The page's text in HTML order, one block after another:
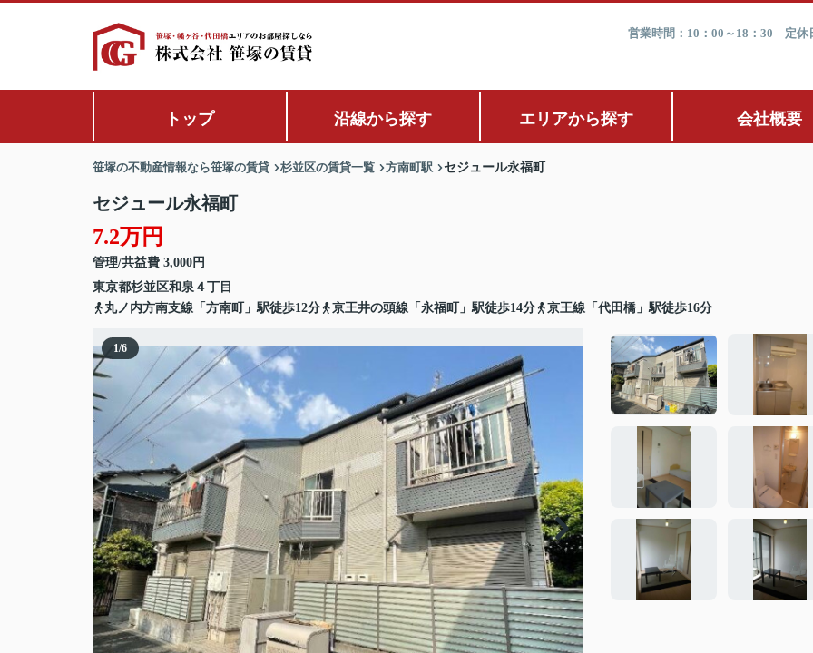
営業時間：10：00～18：30 定休
トップ 沿線から探す エリアから探す 会社概要
笹塚の不動産情報なら笹塚の賃貸 杉並区の賃貸一覧 方南町駅 セジュール永福町
セジュール永福町
7.2万円
管理/共益費 3,000円
東京都杉並区和泉 ４丁目
丸ノ内方南支線「方南町」駅徒歩12分
京王井の頭線「永福町」駅徒歩14分 京王線「代田橋」駅徒歩16分
1/6